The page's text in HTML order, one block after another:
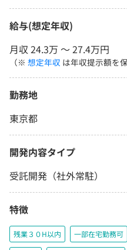
給与(想定年収)
月収 24.3万 〜 27.4万円
（※ 想定年収 は年収提示額を
勤務地
東京都
開発内容タイプ
受託開発（社外常駐）
特徴
残業３０H以内 一部在宅勤務可